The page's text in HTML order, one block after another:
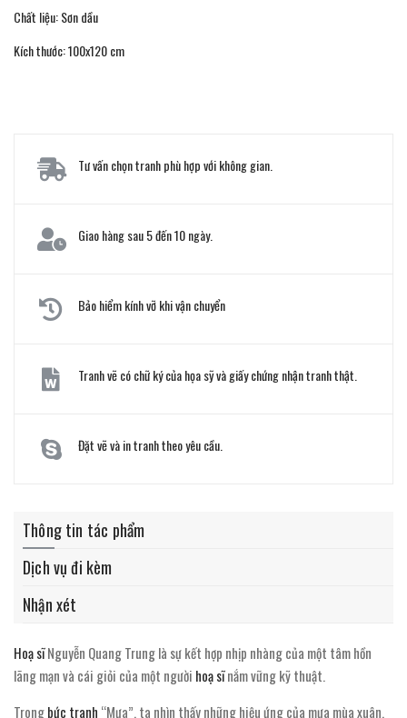
Chất liệu: Sơn dầu
Kích thước: 100x120 cm
Tư vấn chọn tranh phù hợp với không gian.
Giao hàng sau 5 đến 10 ngày.
Bảo hiểm kính vỡ khi vận chuyển
Tranh vẽ có chữ ký của họa sỹ và giấy chứng nhận tranh thật.
Đặt vẽ và in tranh theo yêu cầu.
Thông tin tác phẩm
Dịch vụ đi kèm
Nhận xét
Hoạ sĩNguyễn Quang Trung là sự kết hợp nhịp nhàng của một tâm hồn
lãng mạn và cái giỏi của một người hoạ sĩnắm vững kỹ thuật.
Trongbức tranh “Mưa”, ta nhìn thấy những hiệu ứng của mưa mùa xuân,